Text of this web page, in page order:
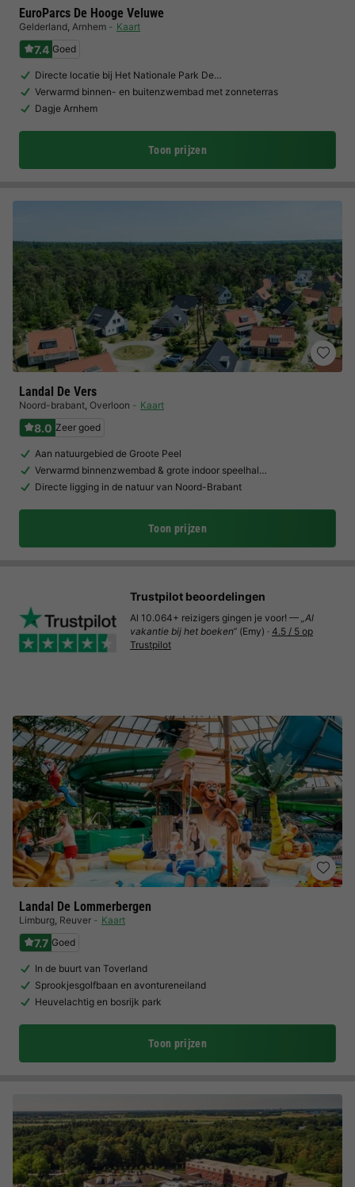
EuroParcs De Hooge Veluwe
Gelderland, Arnhem Kaart
7.4 Goed
Directe locatie bij Het Nationale Park De…
Verwarmd binnen- en buitenzwembad met zonneterras
Dagje Arnhem
Toon prijzen
Landal De Vers
Noord-brabant, Overloon Kaart
8.0 Zeer goed
Aan natuurgebied de Groote Peel
Verwarmd binnenzwembad & grote indoor speelhal…
Directe ligging in de natuur van Noord-Brabant
Toon prijzen
Landal De Lommerbergen
Limburg, Reuver Kaart
7.7 Goed
In de buurt van Toverland
Sprookjesgolfbaan en avontureneiland
Heuvelachtig en bosrijk park
Toon prijzen
Trustpilot beoordelingen
Al 10.064+ reizigers gingen je voor! — „Al
vakantie bij het boeken“ (Emy) · 4.5 / 5 op
Trustpilot